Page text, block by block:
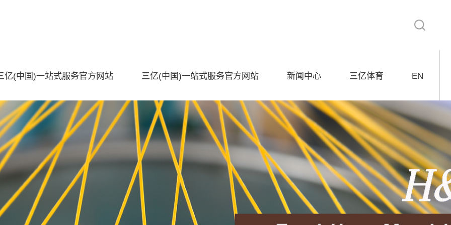
亿(中国)一站式服务官方网站 三亿(中国)一站式服务官方网站 新闻中心 三亿体育 EN